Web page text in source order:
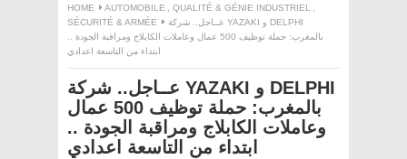
HOME AUTOMOBILE , QUALITÉ & GÉNIE INDUSTRIEL ,
SÉCURITÉ & ARMÉE
عــاجل.. شركة YAZAKI و DELPHI
بالمغرب: حملة توظيف 500 عمال وعاملات الكابلاج ومراقبة الجودة ..
ابتداء من التاسعة اعدادي
عــاجل.. شركة YAZAKI و DELPHI
بالمغرب: حملة توظيف 500 عمال
وعاملات الكابلاج ومراقبة الجودة ..
ابتداء من التاسعة اعدادي